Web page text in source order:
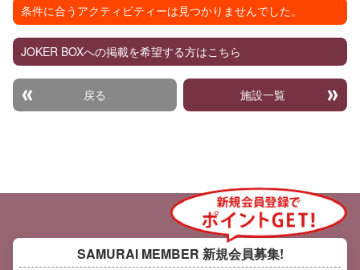
条件に合うアクティビティーは見つかりませんでした。
JOKER BOXへの掲載を希望する方はこちら
戻る 施設一覧
SAMURAI MEMBER 新規会員募集!